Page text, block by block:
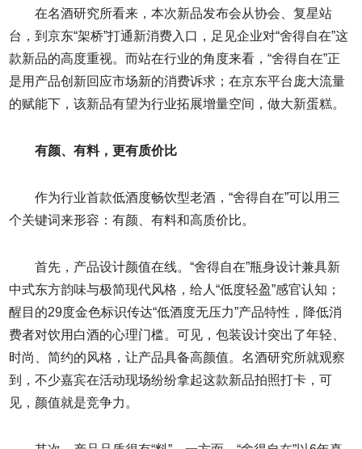
在名酒研究所看来，本次新品发布会从协会、复星站
台，到京东“架桥”打通新消费入口，足见企业对“舍得自在”这
款新品的高度重视。而站在行业的角度来看，“舍得自在”正
是用产品创新回应市场新的消费诉求；在京东平台庞大流量
的赋能下，该新品有望为行业拓展增量空间，做大新蛋糕。
有颜、有料，更有质价比
作为行业首款低酒度畅饮型老酒，“舍得自在”可以用三
个关键词来形容：有颜、有料和高质价比。
首先，产品设计颜值在线。“舍得自在”瓶身设计兼具新
中式东方韵味与极简现代风格，给人“低度轻盈”感官认知；
醒目的29度金色标识传达“低酒度无压力”产品特性，降低消
费者对饮用白酒的心理门槛。可见，包装设计突出了年轻、
时尚、简约的风格，让产品具备高颜值。名酒研究所就观察
到，不少嘉宾在活动现场纷纷拿起这款新品拍照打卡，可
见，颜值就是竞争力。